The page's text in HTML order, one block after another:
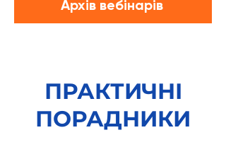
Архів вебінарів
ПРАКТИЧНІ
ПОРАДНИКИ